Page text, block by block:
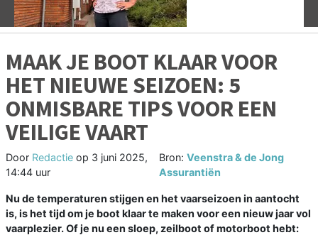
MAAK JE BOOT KLAAR VOOR
HET NIEUWE SEIZOEN: 5
ONMISBARE TIPS VOOR EEN
VEILIGE VAART
Door Redactie op 3 juni 2025,
14:44 uur
Bron:Veenstra & de Jong
Assurantiën
Nu de temperaturen stijgen en het vaarseizoen in aantocht
is, is het tijd om je boot klaar te maken voor een nieuw jaar vol
vaarplezier. Of je nu een sloep, zeilboot of motorboot hebt: